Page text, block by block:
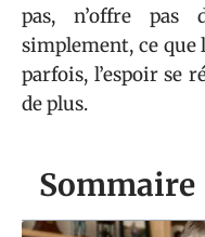
Sommaire
pas, n’offre pas
simplement, ce que
parfois, l’espoir se
de plus.